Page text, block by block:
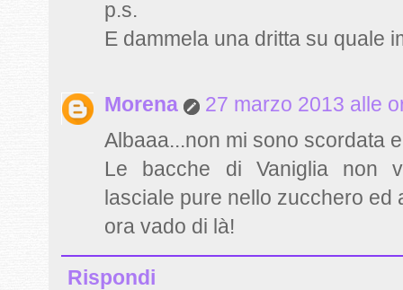
p.s.
E dammela una dritta su quale
Morena
27 marzo 2013 alle
Albaaa...non mi sono scordata
Le bacche di Vaniglia non
lasciale pure nello zucchero ed
ora vado di là!
Rispondi